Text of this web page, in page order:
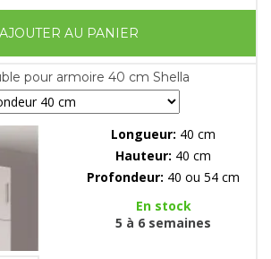
AJOUTER AU PANIER
pour armoire 40 cm Shella
Longueur: 40 cm
Hauteur: 40 cm
Profondeur: 40 ou 54 cm
En stock
5 à 6 semaines